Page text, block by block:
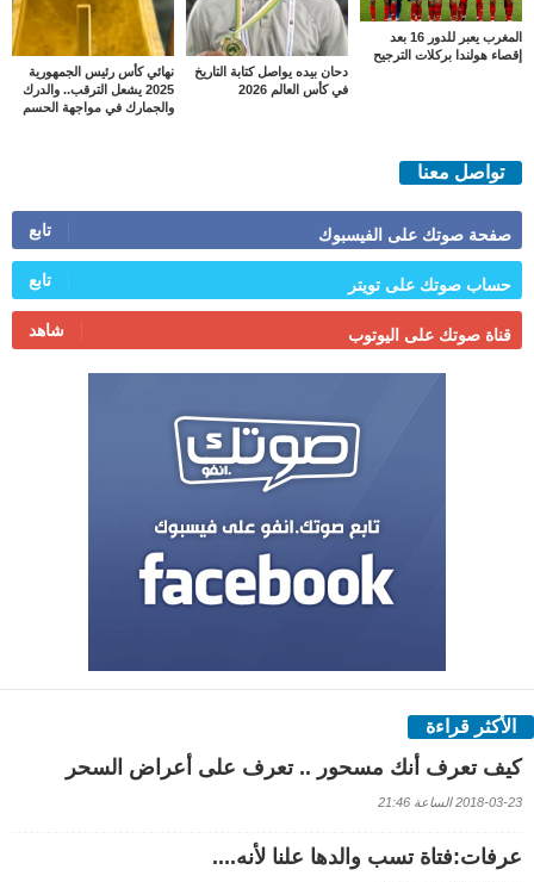
المغرب يعبر للدور 16 بعد
إقصاء هولندا بركلات الترجيح
دحان بيده يواصل كتابة التاريخ
في كأس العالم 2026
نهائي كأس رئيس الجمهورية
2025 يشعل الترقب.. والدرك
والجمارك في مواجهة الحسم
تواصل معنا
صفحة صوتك على الفيسبوك تابع
حساب صوتك على تويتر تابع
قناة صوتك على اليوتوب شاهد
الأكثر قراءة
كيف تعرف أنك مسحور .. تعرف على أعراض السحر
2018-03-23 الساعة 21:46
عرفات:فتاة تسب والدها علنا لأنه....